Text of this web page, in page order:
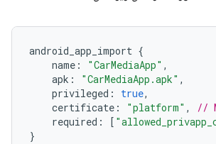
android_app_import {
name : "CarMediaApp" ,
apk : "CarMediaApp.apk" ,
privileged : true,
certificate : "platform" ,
//
required : [
}